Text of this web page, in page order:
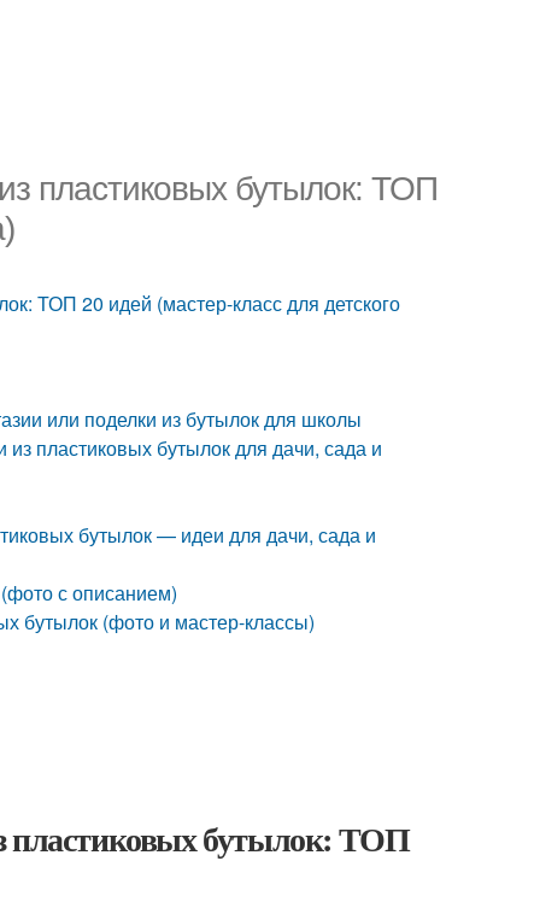
пластиковых бутылок: ТОП
ТОП 20 идей (мастер-класс для детского
или поделки из бутылок для школы
пластиковых бутылок для дачи, сада и
бутылок — идеи для дачи, сада и
с описанием)
бутылок (фото и мастер-классы)
пластиковых бутылок: ТОП